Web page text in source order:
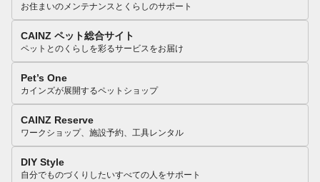
お住まいのメンテナンスとくらしのサポート
CAINZ ペット総合サイト
ペットとのくらしを彩るサービスをお届け
Pet’s One
カインズが展開するペットショップ
CAINZ Reserve
ワークショップ、施設予約、工具レンタル
DIY Style
自分でものづくりしたいすべての人をサポート